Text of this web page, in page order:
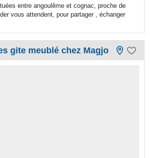
entre angoulême et cognac, proche de
vous attendent, pour partager , échanger
gite meublé chez Magjo